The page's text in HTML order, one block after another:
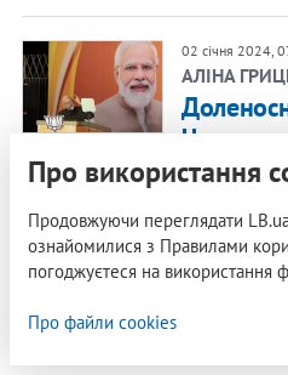
02 січня 2024,
АЛІНА
Чого
Цілком вірогідно, що увага
Пекіна, Нью-Делі…
У парламенті Індії від
Про використання
Продовжуючи переглядати
ознайомилися з Правилами
погоджуєтеся на використання
Про файли cookies